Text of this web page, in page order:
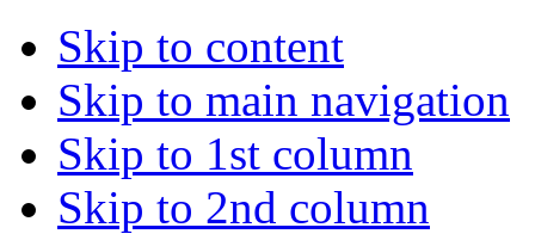
Skip to content
Skip to main navigation
Skip to 1st column
Skip to 2nd column